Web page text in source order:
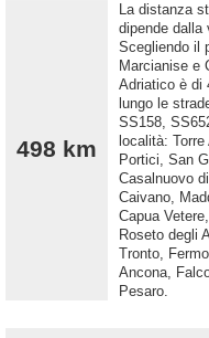
498 km
La distanza
dipende dalla
Scegliendo il
Marcianise e
Adriatico è di
lungo le
SS158,
località:
Portici, San
Casalnuovo
Caivano,
Capua
Roseto degli
Tronto,
Ancona,
Pesaro.